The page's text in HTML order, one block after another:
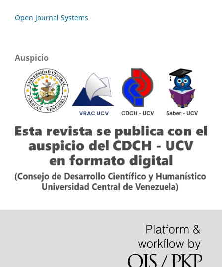
Open Journal Systems
Auspicio